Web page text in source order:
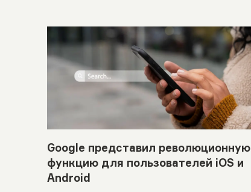
Google представил революционную
функцию для пользователей iOS и
Android